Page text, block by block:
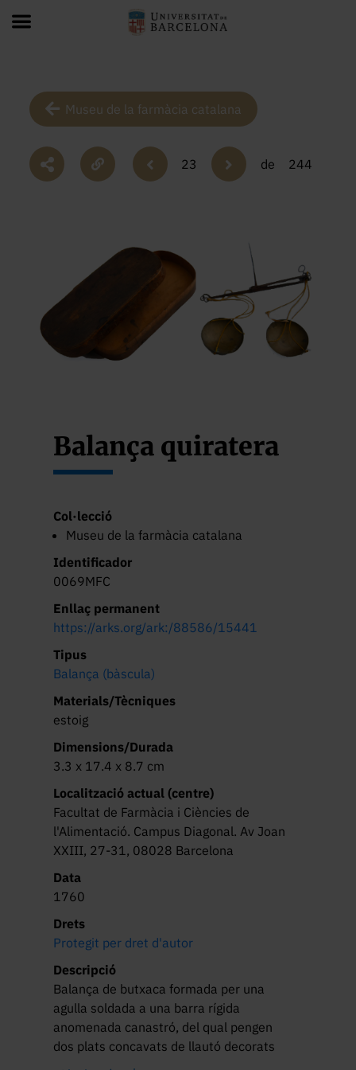
Museu de la farmàcia catalana
23 de 244
Balança quiratera
Col·lecció
Museu de la farmàcia catalana
Identificador
0069MFC
Enllaç permanent
https://arks.org/ark:/88586/15441
Tipus
Balança (bàscula)
Materials/Tècniques
estoig
Dimensions/Durada
3.3 x 17.4 x 8.7 cm
Localització actual (centre)
Facultat de Farmàcia i Ciències de
l'Alimentació. Campus Diagonal. Av Joan
XXIII, 27-31, 08028 Barcelona
Data
1760
Drets
Protegit per dret d'autor
Descripció
Balança de butxaca formada per una
agulla soldada a una barra rígida
anomenada canastró, del qual pengen
dos plats concavats de llautó decorats
amb cercles concèntrics. Estoig de fusta